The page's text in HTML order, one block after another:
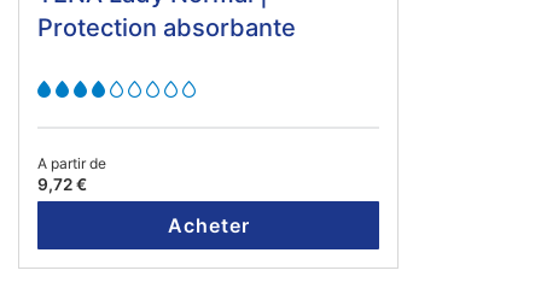
Protection absorbante
A partir de
9,72 €
Acheter